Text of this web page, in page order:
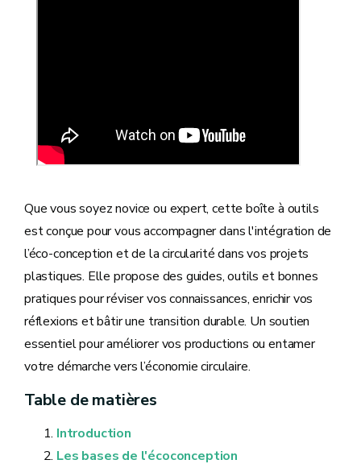
Que vous soyez novice ou expert, cette boîte à outils
est conçue pour vous accompagner dans l'intégration de
l’éco-conception et de la circularité dans vos projets
plastiques. Elle propose des guides, outils et bonnes
pratiques pour réviser vos connaissances, enrichir vos
réflexions et bâtir une transition durable. Un soutien
essentiel pour améliorer vos productions ou entamer
votre démarche vers l’économie circulaire.
Table de matières
Introduction
Les bases de l'écoconception